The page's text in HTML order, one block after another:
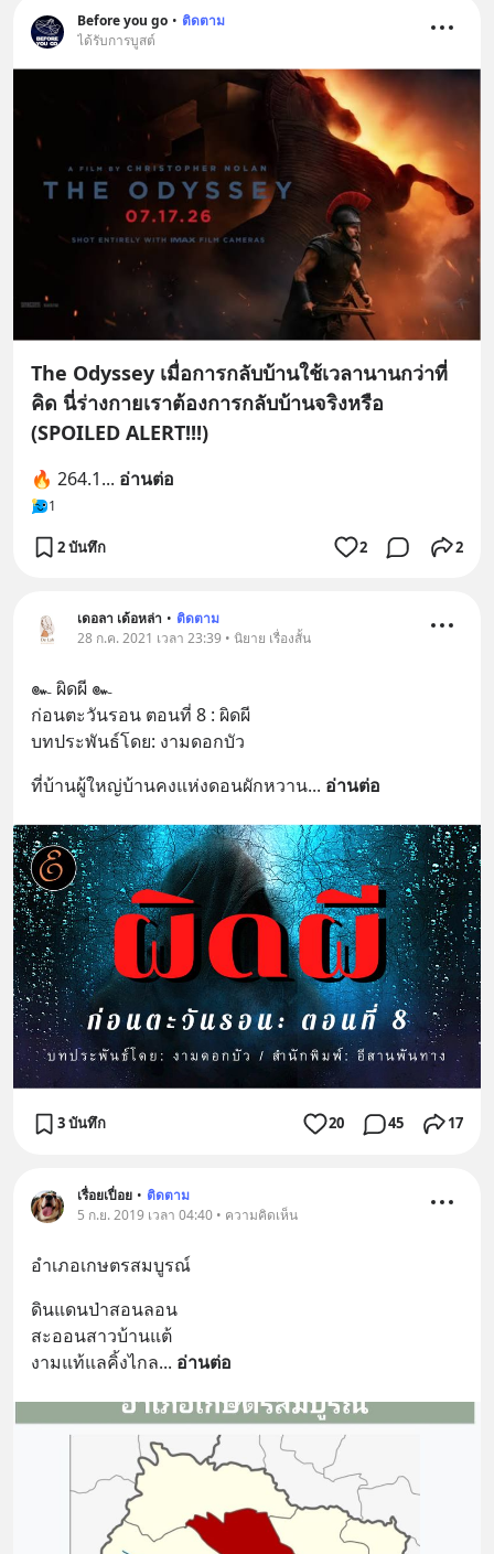
Before you go • ติดตาม
ได้รับการบูสต์
The Odyssey เมื่อการกลับบ้านใช้เวลานานกว่าที่
คิด นี่ร่างกายเราต้องการกลับบ้านจริงหรือ
(SPOILED ALERT!!!)
🔥 264.1... อ่านต่อ
1
2 บันทึก 2 2
เดอลา เด้อหล่า • ติดตาม
28 ก.ค. 2021 เวลา 23:39 • นิยาย เรื่องสั้น
๛ ผิดผี ๛
ก่อนตะวันรอน ตอนที่ 8 : ผิดผี
บทประพันธ์โดย: งามดอกบัว
ที่บ้านผู้ใหญ่บ้านคงแห่งดอนผักหวาน... อ่านต่อ
3 บันทึก 20 45 17
เรื่อยเปื่อย • ติดตาม
5 ก.ย. 2019 เวลา 04:40 • ความคิดเห็น
อำเภอเกษตรสมบูรณ์
ดินแดนป่าสอนลอน
สะออนสาวบ้านแต้
งามแท้แลคิ้งไกล... อ่านต่อ